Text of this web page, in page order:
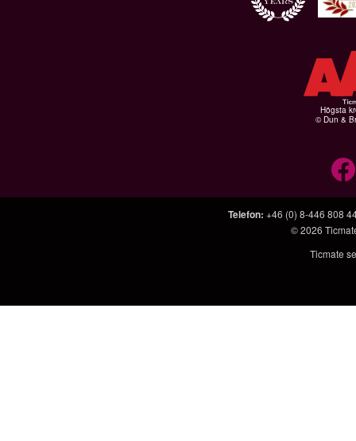
Högsta
© Dun &
Telefon: +46 (0) 8-446 808
© 2026
Ticmate